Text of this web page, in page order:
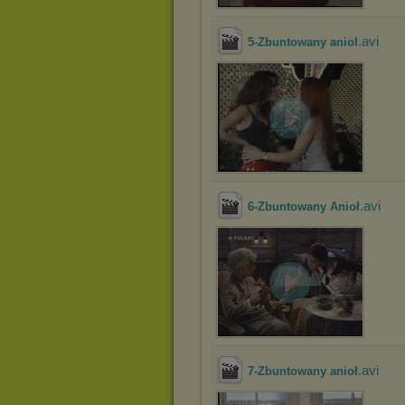
5-Zbuntowany aniol .avi
6-Zbuntowany Anioł.avi
7-Zbuntowany anioł.avi